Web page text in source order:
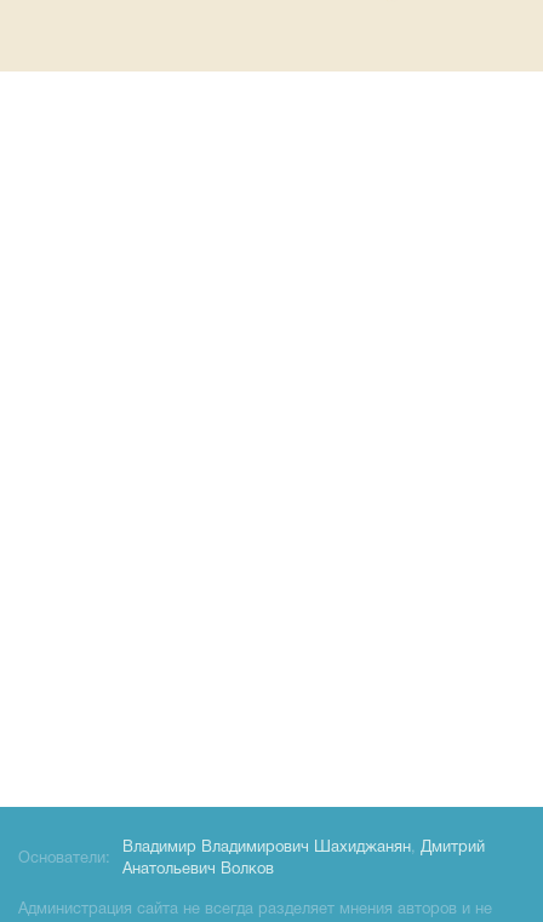
Основатели:
Владимир Владимирович Шахиджанян, Дмитрий
Анатольевич Волков
Администрация сайта не всегда разделяет мнения авторов и не